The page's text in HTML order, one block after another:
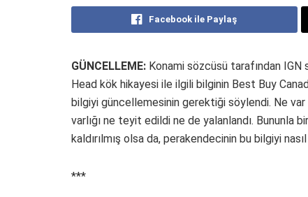
Facebook ile Paylaş
GÜNCELLEME: Konami sözcüsü tarafından
Head kök hikayesi ile ilgili bilginin Best Buy
bilgiyi güncellemesinin gerektiği söylendi. Ne
varlığı ne teyit edildi ne de yalanlandı. Bununla
kaldırılmış olsa da, perakendecinin bu bilgiyi
***